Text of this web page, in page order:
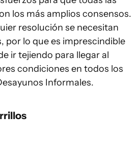
los más amplios consensos.
resolución se necesitan
por lo que es imprescindible
ir tejiendo para llegar al
condiciones en todos los
Informales.